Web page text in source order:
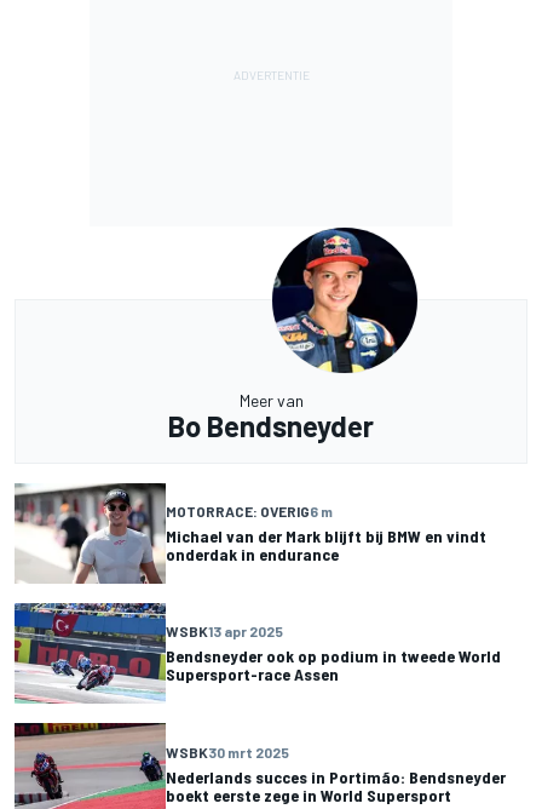
Meer van
Bo Bendsneyder
MOTORRACE: OVERIG6 m
Michael van der Mark blijft bij BMW en vindt
onderdak in endurance
WSBK13 apr 2025
Bendsneyder ook op podium in tweede World
Supersport-race Assen
WSBK30 mrt 2025
Nederlands succes in Portimão: Bendsneyder
boekt eerste zege in World Supersport